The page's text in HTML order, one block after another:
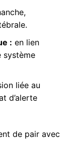
: en lien
système
liée au
d’alerte
de pair avec